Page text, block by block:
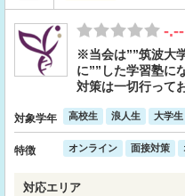
-.--
※当会は””筑波大
に””した学習塾に
対策は一切行って
対象学年 高校生 浪人生 大学生
特徴 オンライン 面接対策
対応エリア